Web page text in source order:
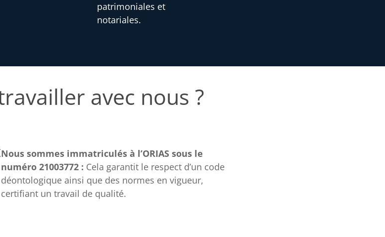
patrimoniales et
notariales.
avec nous ?
Nous sommes immatriculés à l’ORIAS sous le
numéro 21003772 : Cela garantit le respect d’un code
déontologique ainsi que des normes en vigueur,
certifiant un travail de qualité.